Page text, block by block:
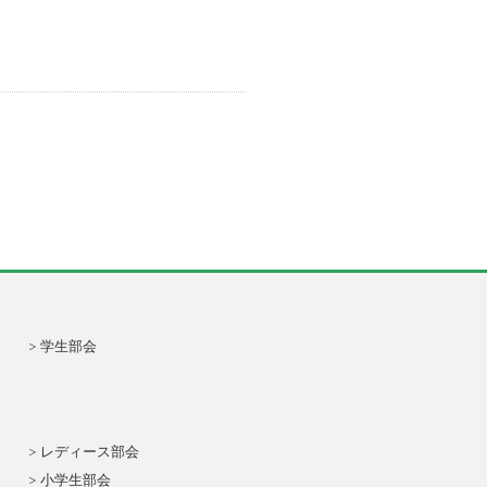
学生部会
レディース部会
小学生部会